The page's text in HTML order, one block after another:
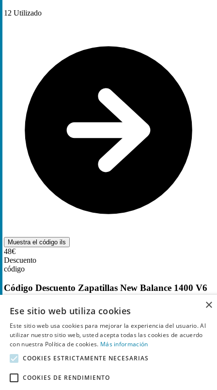
12 Utilizado
Muestra el código ils
48€
Descuento
código
Código Descuento Zapatillas New Balance 1400 V6
por48€ ×
Ese sitio web utiliza cookies
Este sitio web usa cookies para mejorar la experiencia del usuario. Al
utilizar nuestro sitio web, usted acepta todas las cookies de acuerdo
con nuestra Política de cookies. Más información
COOKIES ESTRICTAMENTE NECESARIAS
COOKIES DE RENDIMIENTO